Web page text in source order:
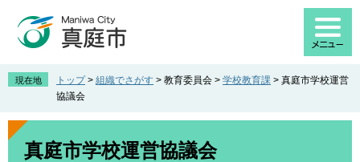
先
。
を
て
現在地 トップ > 組織でさがす > 教育委員会 > 学校教育課 > 真庭市学校運営
協議会
本
真庭市学校運営協議会